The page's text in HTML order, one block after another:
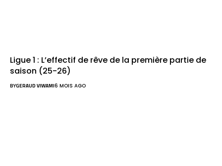
Ligue 1 : L’effectif de rêve de la première partie de
saison (25-26)
BYGERAUD VIWAMI6 MOIS AGO